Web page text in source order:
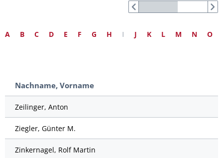
A B C D E F G H I J K L M N O
Nachname, Vorname
Zeilinger, Anton
Ziegler, Günter M.
Zinkernagel, Rolf Martin